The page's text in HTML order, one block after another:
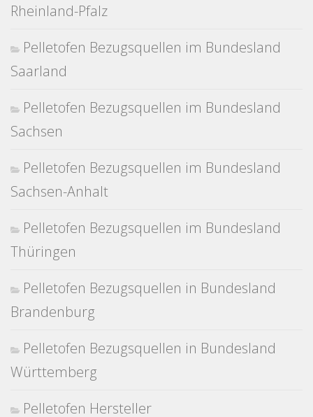
Rheinland-Pfalz
Pelletofen Bezugsquellen im Bundesland
Saarland
Pelletofen Bezugsquellen im Bundesland
Sachsen
Pelletofen Bezugsquellen im Bundesland
Sachsen-Anhalt
Pelletofen Bezugsquellen im Bundesland
Thüringen
Pelletofen Bezugsquellen in Bundesland
Brandenburg
Pelletofen Bezugsquellen in Bundesland
Württemberg
Pelletofen Hersteller